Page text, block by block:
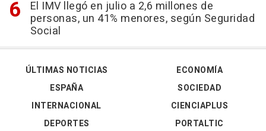
El IMV llegó en julio a 2,6 millones de
personas, un 41% menores, según Seguridad
Social
ÚLTIMAS NOTICIAS
ESPAÑA
INTERNACIONAL
DEPORTES
ECONOMÍA
SOCIEDAD
CIENCIAPLUS
PORTALTIC